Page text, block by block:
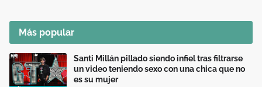
Más popular
Santi Millán pillado siendo infiel tras filtrarse
un video teniendo sexo con una chica que no
es su mujer